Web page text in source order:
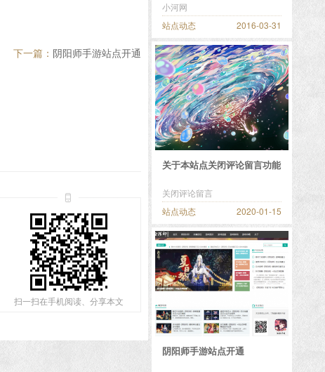
下一篇： 阴阳师手游站点开通
扫一扫在手机阅读、分享本文
小河网
站点动态
2016-03-31
关于本站点关闭评论留言功能
关闭评论留言
站点动态
2020-01-15
阴阳师手游站点开通